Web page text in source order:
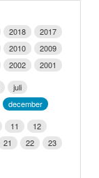
2018
2017
2010
2009
2002
2001
juli
december
11
12
21 22
23